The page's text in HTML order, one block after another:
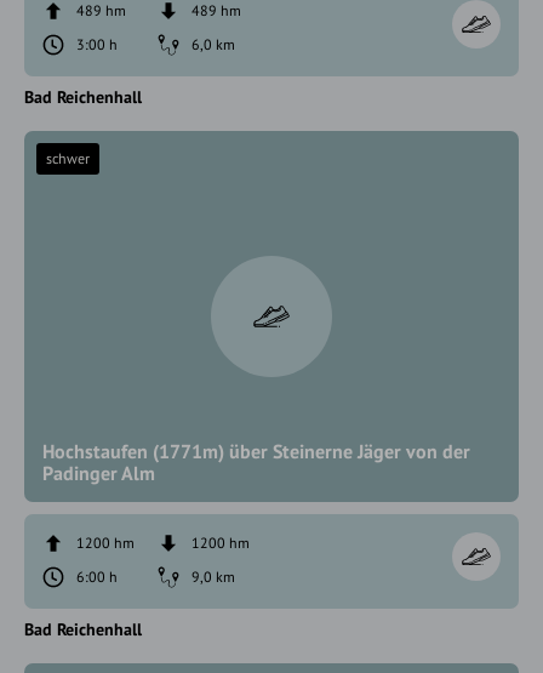
489 hm
489 hm
3:00 h
6,0 km
Bad Reichenhall
Hochstaufen (1771m) über Steinerne Jäger von der
Padinger Alm
schwer
1200 hm
1200 hm
6:00 h
9,0 km
Bad Reichenhall